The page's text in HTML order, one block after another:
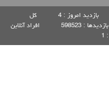
بازدید امروز : 4
كل
بازديدها : 598523
افراد آنلاين
:
1